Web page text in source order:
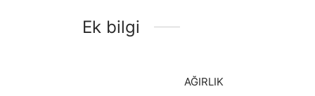
Ek bilgi
AĞIRLIK